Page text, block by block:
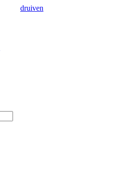
druiven